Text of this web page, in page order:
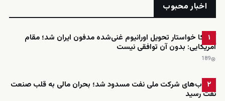
اخبار محبوب
۱
آمریکا خواستار تحویل اورانیوم غنی‌شده مدفون ایران شد؛ مقام
آمریکایی: بدون آن توافقی نیست
189
۲
حساب‌های شرکت ملی نفت مسدود شد؛ بحران مالی به قلب صنعت
نفت رسید